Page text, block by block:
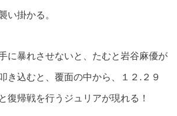
い掛かる。
に暴れさせないと、たむと岩谷麻優が
き込むと、覆面の中から、１２.２９
復帰戦を行うジュリアが現れる！